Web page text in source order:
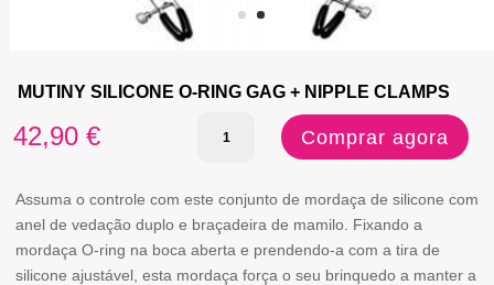
MUTINY SILICONE O-RING GAG + NIPPLE CLAMPS
42,90 €
Quantidade
MUTINY
SILICONE
O-
Comprar agora
Assuma o controle com este conjunto de mordaça de silicone com
anel de vedação duplo e braçadeira de mamilo. Fixando a
mordaça O-ring na boca aberta e prendendo-a com a tira de
silicone ajustável, esta mordaça força o seu brinquedo a manter a